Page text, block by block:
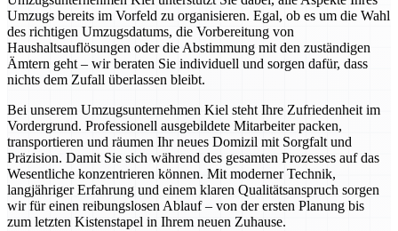
Umzugs bereits im Vorfeld zu organisieren. Egal, ob es um die Wahl
des richtigen Umzugsdatums, die Vorbereitung von
Haushaltsauflösungen oder die Abstimmung mit den zuständigen
Ämtern geht – wir beraten Sie individuell und sorgen dafür, dass
nichts dem Zufall überlassen bleibt.
Bei unserem Umzugsunternehmen Kiel steht Ihre Zufriedenheit im
Vordergrund. Professionell ausgebildete Mitarbeiter packen,
transportieren und räumen Ihr neues Domizil mit Sorgfalt und
Präzision. Damit Sie sich während des gesamten Prozesses auf das
Wesentliche konzentrieren können. Mit moderner Technik,
langjähriger Erfahrung und einem klaren Qualitätsanspruch sorgen
wir für einen reibungslosen Ablauf – von der ersten Planung bis
zum letzten Kistenstapel in Ihrem neuen Zuhause.